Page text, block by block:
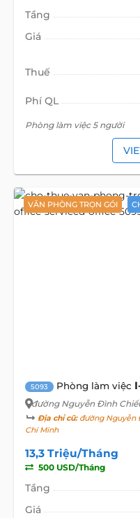
Tầng
Giá
Thuế
Phí QL
Phòng làm việc 5 người
VĂN PHÒNG TRỌN GÓI
5093 Phòng làm việc
đường Nguyễn Đình
Địa chỉ cũ:đường Nguyễn
Chí Minh
13,3 Triệu/Tháng
500 USD/Tháng
Tầng
Giá